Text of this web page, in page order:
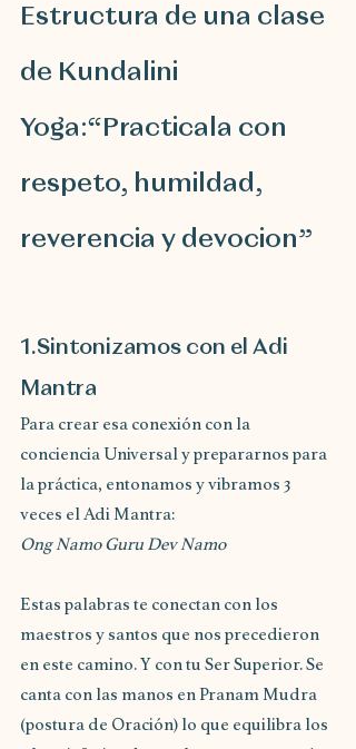
Estructura de una clase
de Kundalini
Yoga:“Practicala con
respeto, humildad,
reverencia y devocion”
1.Sintonizamos con el Adi
Mantra
Para crear esa conexión con la
conciencia Universal y prepararnos para
la práctica, entonamos y vibramos 3
veces el Adi Mantra:
Ong Namo Guru Dev Namo
Estas palabras te conectan con los
maestros y santos que nos precedieron
en este camino. Y con tu Ser Superior. Se
canta con las manos en Pranam Mudra
(postura de Oración) lo que equilibra los